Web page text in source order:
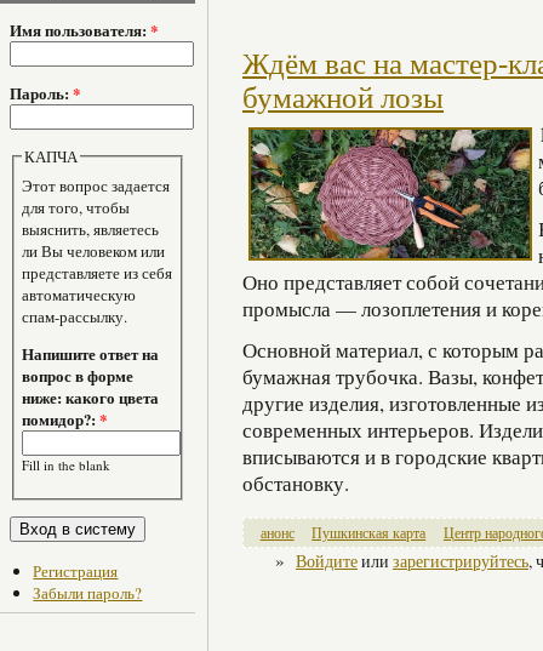
Имя пользователя: *
Пароль: *
КАПЧА
Этот вопрос задается
для того, чтобы
выяснить, являетесь
ли Вы человеком или
представляете из себя
автоматическую
спам-рассылку.
Напишите ответ на
вопрос в форме
ниже: какого цвета
помидор?:*
Fill in the blank
Регистрация
Забыли пароль?
Ждём вас на мастер-
бумажной лозы
Оно представляет собой
промысла — лозоплетения и
Основной материал, с которым
бумажная трубочка. Вазы,
другие изделия, изготовленные
современных интерьеров.
вписываются и в городские
обстановку.
анонс Пушкинская карта Центр
» Войдитеили зарегистрируйтесь,